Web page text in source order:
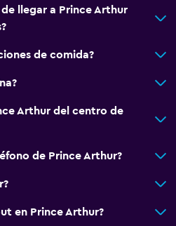
llegar a Prince Arthur
de comida?
Arthur del centro de
de Prince Arthur?
en Prince Arthur?